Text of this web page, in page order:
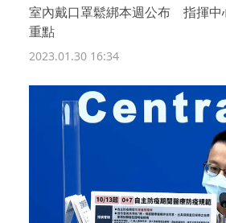
室內戴口罩鬆綁本週公布 指揮中
重點
2023.01.30 16:34